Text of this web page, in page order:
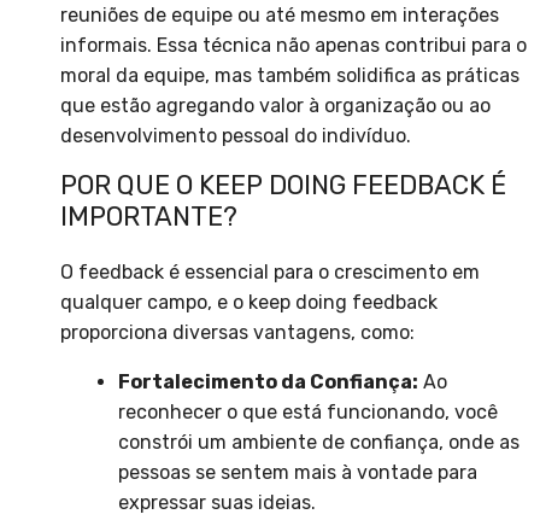
reuniões de equipe ou até mesmo em interações
informais. Essa técnica não apenas contribui para o
moral da equipe, mas também solidifica as práticas
que estão agregando valor à organização ou ao
desenvolvimento pessoal do indivíduo.
POR QUE O KEEP DOING FEEDBACK É
IMPORTANTE?
O feedback é essencial para o crescimento em
qualquer campo, e o keep doing feedback
proporciona diversas vantagens, como:
Fortalecimento da Confiança: Ao
reconhecer o que está funcionando, você
constrói um ambiente de confiança, onde as
pessoas se sentem mais à vontade para
expressar suas ideias.